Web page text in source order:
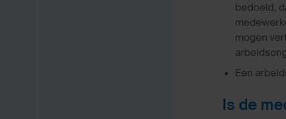
bedoeld,
mogen
Een
Is de